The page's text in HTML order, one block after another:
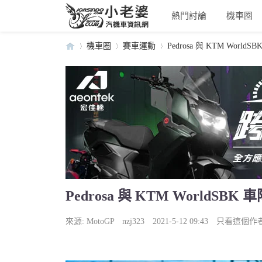
熱門討論 機車圈
小›
機車圈
›
賽車運動 Pedrosa 與 KTM
Pedrosa 與 KTM WorldSBK 車
來源: MotoGP nzj323 2021-5-12 09:43 只看這個作